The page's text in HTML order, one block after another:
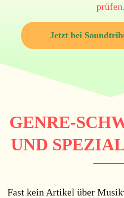
prüfen.
Jetzt bei
GENRE-
UND
Fast kein Artikel über